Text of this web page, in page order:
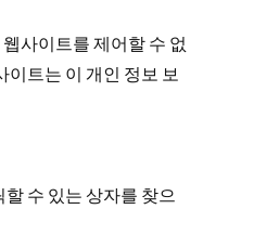
사이트를 제어할 수 없
이트는 이 개인 정보 보
수 있는 상자를 찾으